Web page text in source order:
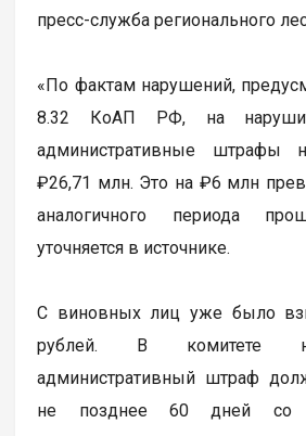
пресс-служба регионального
«По фактам нарушений,
8.32 КоАП РФ, на
административные
₽26,71 млн. Это на ₽6 млн
аналогичного периода
уточняется в источнике.
С виновных лиц уже было
рублей. В комитете
административный штраф
не позднее 60 дней со